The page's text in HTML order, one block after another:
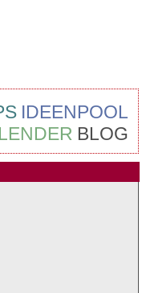
IDEENPOOL
BLOG